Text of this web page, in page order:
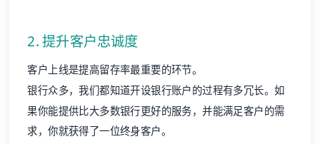
2. 提升客户忠诚度
客户上线是提高留存率最重要的环节。
银行众多，我们都知道开设银行账户的过程有多冗长。如
果你能提供比大多数银行更好的服务，并能满足客户的需
求，你就获得了一位终身客户。